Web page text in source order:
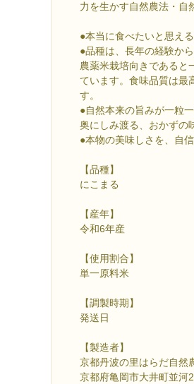
力を生かす自然農法・自
●本当に食べたいと思え
●品種は、長年の経験か
農薬米栽培向きであると
ています。食味品質は最
す。
●自然本来の旨みが一粒
奥にしみ渡る、おかずの
●本物の美味しさを、自
【品種】
にこまる
【産年】
令和6年産
【使用割合】
単一原料米
【調製時期】
発送日
【製造者】
京都丹波の里はらだ自然
京都府亀岡市大井町並河